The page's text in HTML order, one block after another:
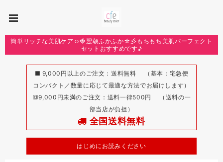
簡単リッチな美肌ケア☺️🍓翌朝ふかふか☆彡もちもち美肌パーフェクト
セットおすすめです♪
■ 9,000円以上のご注文：送料無料 （基本：宅急便
コンパクト／数量に応じて最適な方法でお届けします）
🔳9,000円未満のご注文：送料一律500円 （送料の一
部当店が負担）
全国送料無料
はじめにお読みください